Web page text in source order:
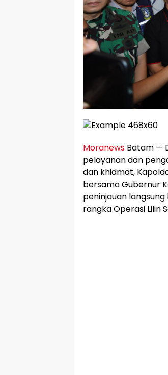
Moranews Batam —
pelayanan dan
dan khidmat,
bersama Gubernur
peninjauan
rangka Operasi Lilin